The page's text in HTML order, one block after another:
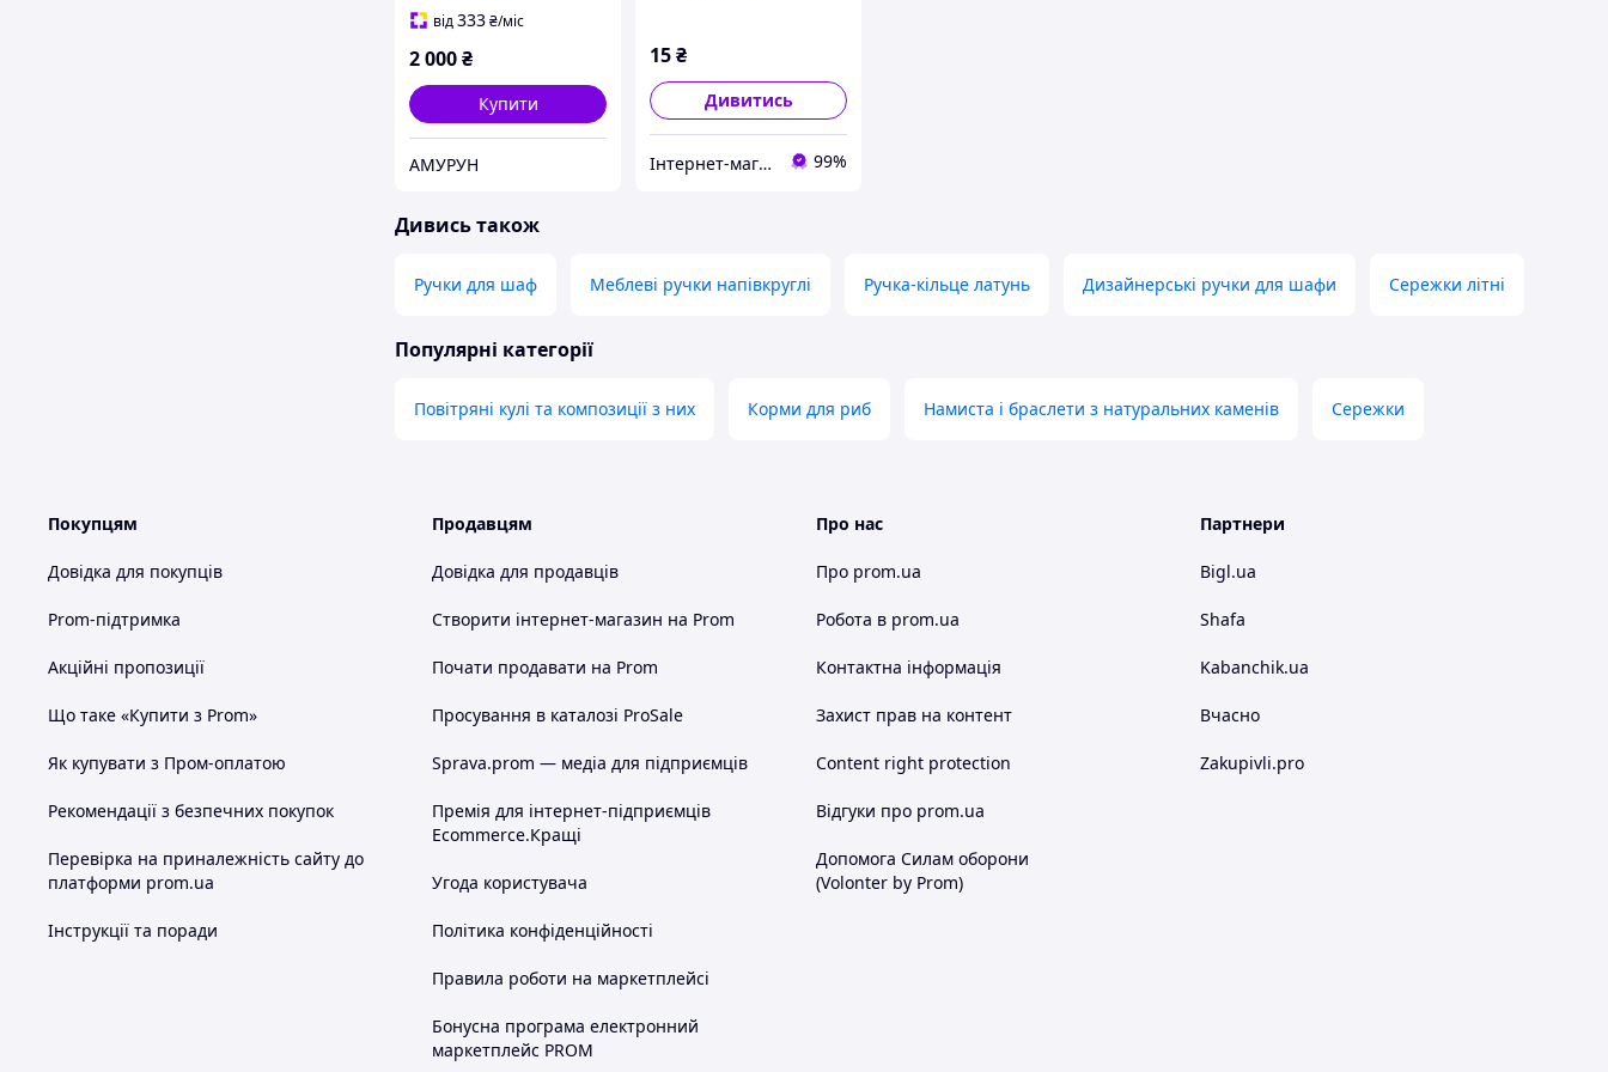
камінь + рожевий
від333₴/міс
2 000₴
Купити
АМУРУН
15₴
Дивитись
Інтернет-магазин EASY CHOICE - подарунки, декор для свят 99%
Дивись також
Ручки для шаф Меблеві ручки напівкруглі Ручка-кільце латунь Дизайнерські ручки для шафи Сережки літні
Популярні категорії
Повітряні кулі та композиції з них Корми для риб Намиста і браслети з натуральних каменів Сережки
Покупцям
Довідка для покупців
Prom-підтримка
Акційні пропозиції
Що таке «Купити з Prom»
Як купувати з Пром-оплатою
Рекомендації з безпечних покупок
Перевірка на приналежність сайту до
платформи prom.ua
Інструкції та поради
Продавцям
Довідка для продавців
Створити інтернет-магазин на Prom
Почати продавати на Prom
Просування в каталозі ProSale
Sprava.prom — медіа для підприємців
Премія для інтернет-підприємців
Ecommerce.Кращі
Угода користувача
Політика конфіденційності
Правила роботи на маркетплейсі
Бонусна програма електронний
маркетплейс PROM
Про нас
Про prom.ua
Робота в prom.ua
Контактна інформація
Захист прав на контент
Content right protection
Відгуки про prom.ua
Допомога Силам оборони
(Volonter by Prom)
Партнери
Bigl.ua
Shafa
Kabanchik.ua
Вчасно
Zakupivli.pro